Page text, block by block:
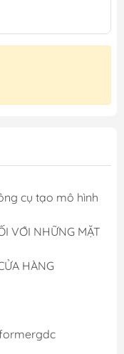
cụ tạo mô hình
VỚI NHỮNG MẶT
HÀNG